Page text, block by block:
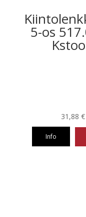
5-os
31,88 €
Info